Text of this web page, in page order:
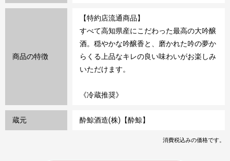
商品の特徴
【特約店流通商品】
すべて高知県産にこだわった最高の大吟醸
酒。穏やかな吟醸香と、磨かれた吟の夢か
らくる上品なキレの良い味わいがお楽しみ
いただけます。
《冷蔵推奨》
蔵元 酔鯨酒造(株)【酔鯨】
消費税込みの価格です。